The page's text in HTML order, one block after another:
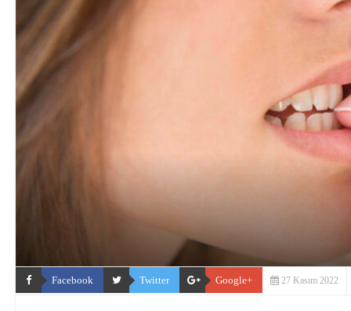
Facebook Twitter Google+ 27 Kasım 2022